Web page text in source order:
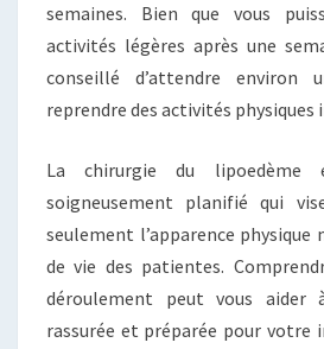
semaines. Bien que vous
activités légères après une
conseillé d’attendre environ
reprendre des activités physiques
La chirurgie du lipoedème
soigneusement planifié qui
seulement l’apparence physique
de vie des patientes.
déroulement peut vous aider
rassurée et préparée pour votre